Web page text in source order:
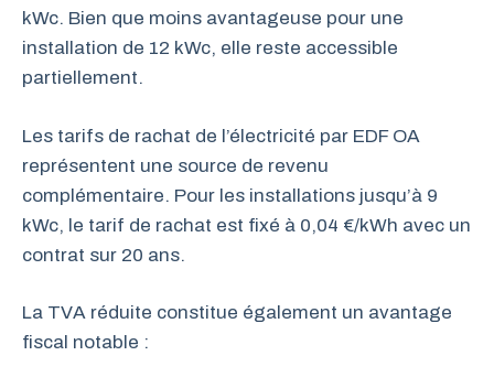
kWc. Bien que moins avantageuse pour une
installation de 12 kWc, elle reste accessible
partiellement.
Les tarifs de rachat de l’électricité par EDF OA
représentent une source de revenu
complémentaire. Pour les installations jusqu’à 9
kWc, le tarif de rachat est fixé à 0,04 €/kWh avec un
contrat sur 20 ans.
La TVA réduite constitue également un avantage
fiscal notable :